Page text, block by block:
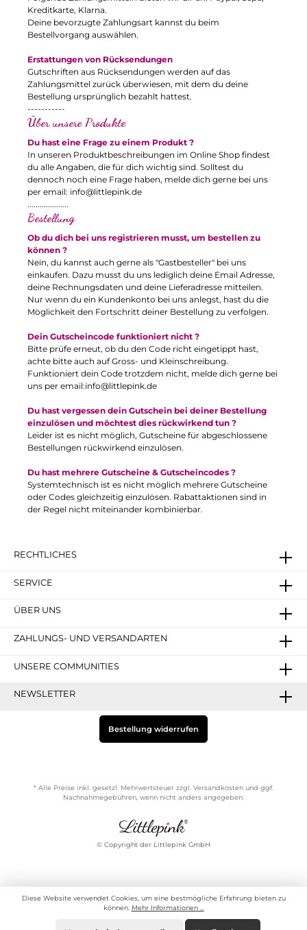
Kreditkarte, Klarna.
Deine bevorzugte Zahlungsart kannst du beim
Bestellvorgang auswählen.
Erstattungen von Rücksendungen
Gutschriften aus Rücksendungen werden auf das
Zahlungsmittel zurück überwiesen, mit dem du deine
Bestellung ursprünglich bezahlt hattest.
-----------
Über unsere Produkte
Du hast eine Frage zu einem Produkt ?
In unseren Produktbeschreibungen im Online Shop findest
du alle Angaben, die für dich wichtig sind. Solltest du
dennoch noch eine Frage haben, melde dich gerne bei uns
per email: info@littlepink.de
....................
Bestellung
Ob du dich bei uns registrieren musst, um bestellen zu
können ?
Nein, du kannst auch gerne als "Gastbesteller" bei uns
einkaufen. Dazu musst du uns lediglich deine Email Adresse,
deine Rechnungsdaten und deine Lieferadresse mitteilen.
Nur wenn du ein Kundenkonto bei uns anlegst, hast du die
Möglichkeit den Fortschritt deiner Bestellung zu verfolgen.
Dein Gutscheincode funktioniert nicht ?
Bitte prüfe erneut, ob du den Code richt eingetippt hast,
achte bitte auch auf Gross- und Kleinschreibung.
Funktioniert dein Code trotzdem nicht, melde dich gerne bei
uns per email:info@littlepink.de
Du hast vergessen dein Gutschein bei deiner Bestellung
einzulösen und möchtest dies rückwirkend tun ?
Leider ist es nicht möglich, Gutscheine für abgeschlossene
Bestellungen rückwirkend einzulösen.
Du hast mehrere Gutscheine & Gutscheincodes ?
Systemtechnisch ist es nicht möglich mehrere Gutscheine
oder Codes gleichzeitig einzulösen. Rabattaktionen sind in
der Regel nicht miteinander kombinierbar.
RECHTLICHES
SERVICE
ÜBER UNS
ZAHLUNGS- UND VERSANDARTEN
UNSERE COMMUNITIES
NEWSLETTER
Bestellung widerrufen
* Alle Preise inkl. gesetzl. Mehrwertsteuer zzgl. Versandkosten und ggf.
Nachnahmegebühren, wenn nicht anders angegeben.
© Copyright der Littlepink GmbH
Diese Website verwendet Cookies, um eine bestmögliche Erfahrung bieten zu
können. Mehr Informationen ...